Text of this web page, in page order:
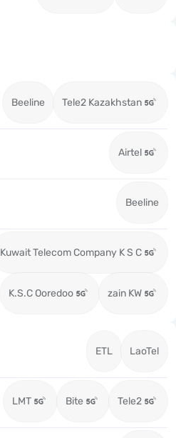
Beeline Tele2 Kazakhstan
Airtel
Beeline
Kuwait Telecom Company K S C
K.S.C Ooredoo zain KW
ETL LaoTel
LMT Bite Tele2